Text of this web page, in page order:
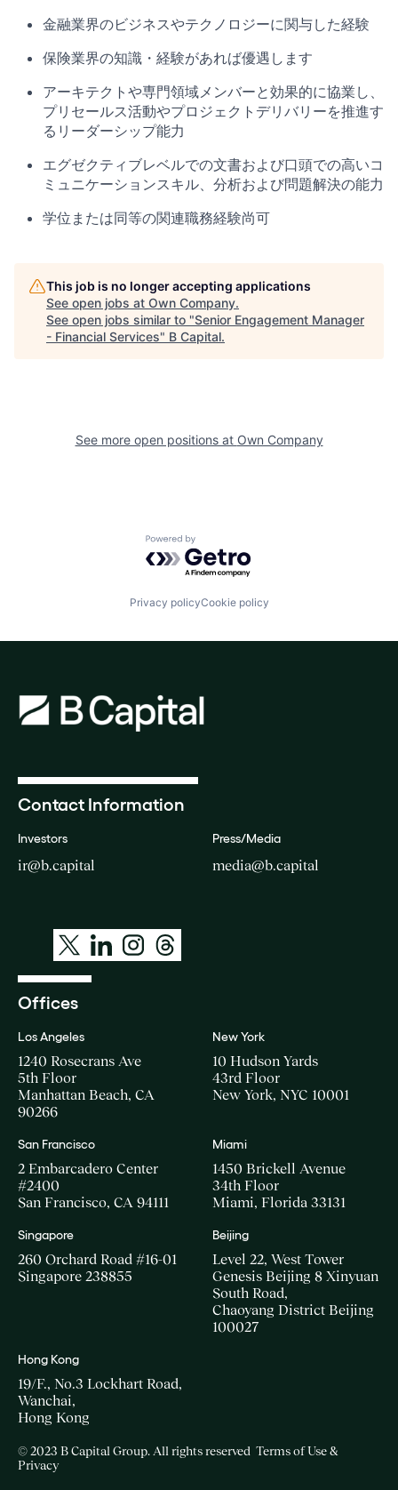
金融業界のビジネスやテクノロジーに関与した経験
保険業界の知識・経験があれば優遇します
アーキテクトや専門領域メンバーと効果的に協業し、
プリセールス活動やプロジェクトデリバリーを推進す
るリーダーシップ能力
エグゼクティブレベルでの文書および口頭での高いコ
ミュニケーションスキル、分析および問題解決の能力
学位または同等の関連職務経験尚可
This job is no longer accepting applications
See open jobs at Own Company.
See open jobs similar to "Senior Engagement Manager
- Financial Services" B Capital.
See more open positions at Own Company
Powered by Getro.com
Privacy policyCookie policy
Contact Information
Investors
ir@b.capital
Press/Media
media@b.capital
Offices
Los Angeles
1240 Rosecrans Ave
5th Floor
Manhattan Beach, CA
90266
New York
10 Hudson Yards
43rd Floor
New York, NYC 10001
San Francisco
2 Embarcadero Center
#2400
San Francisco, CA 94111
Miami
1450 Brickell Avenue
34th Floor
Miami, Florida 33131
Singapore
260 Orchard Road #16-01
Singapore 238855
Beijing
Level 22, West Tower
Genesis Beijing 8 Xinyuan
South Road,
Chaoyang District Beijing
100027
Hong Kong
19/F., No.3 Lockhart Road,
Wanchai,
Hong Kong
© 2023 B Capital Group. All rights reserved Terms of Use &
Privacy